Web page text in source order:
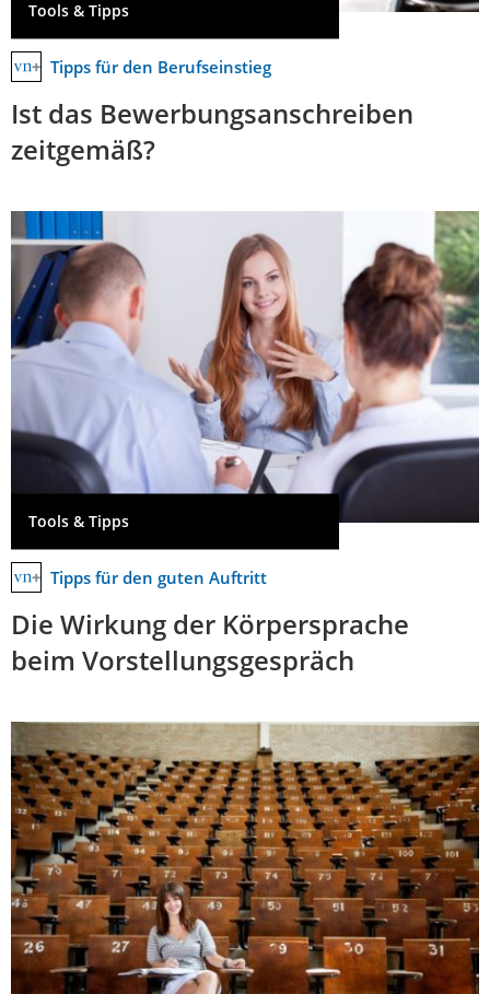
Tools & Tipps
Tipps für den Berufseinstieg
Ist das Bewerbungsanschreiben
zeitgemäß?
Tools & Tipps
Tipps für den guten Auftritt
Die Wirkung der Körpersprache
beim Vorstellungsgespräch